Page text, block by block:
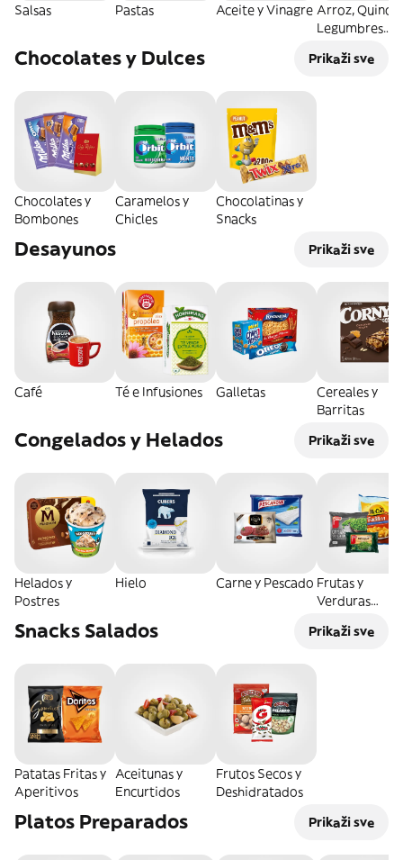
Salsas Pastas Aceite y Vinagre Arroz, Quinoa
Legumbres
Chocolates y Dulces Prikaži sve
Chocolates y
Bombones
Caramelos y
Chicles
Chocolatinas y
Snacks
Desayunos Prikaži sve
Café Té e Infusiones Galletas
Cereales y
Barritas
Congelados y Helados Prikaži sve
Helados y
Postres
Hielo Carne y Pescado Frutas y
Verduras
Snacks Salados Prikaži sve
Patatas Fritas y
Aperitivos
Aceitunas y
Encurtidos
Frutos Secos y
Deshidratados
Platos Preparados Prikaži sve